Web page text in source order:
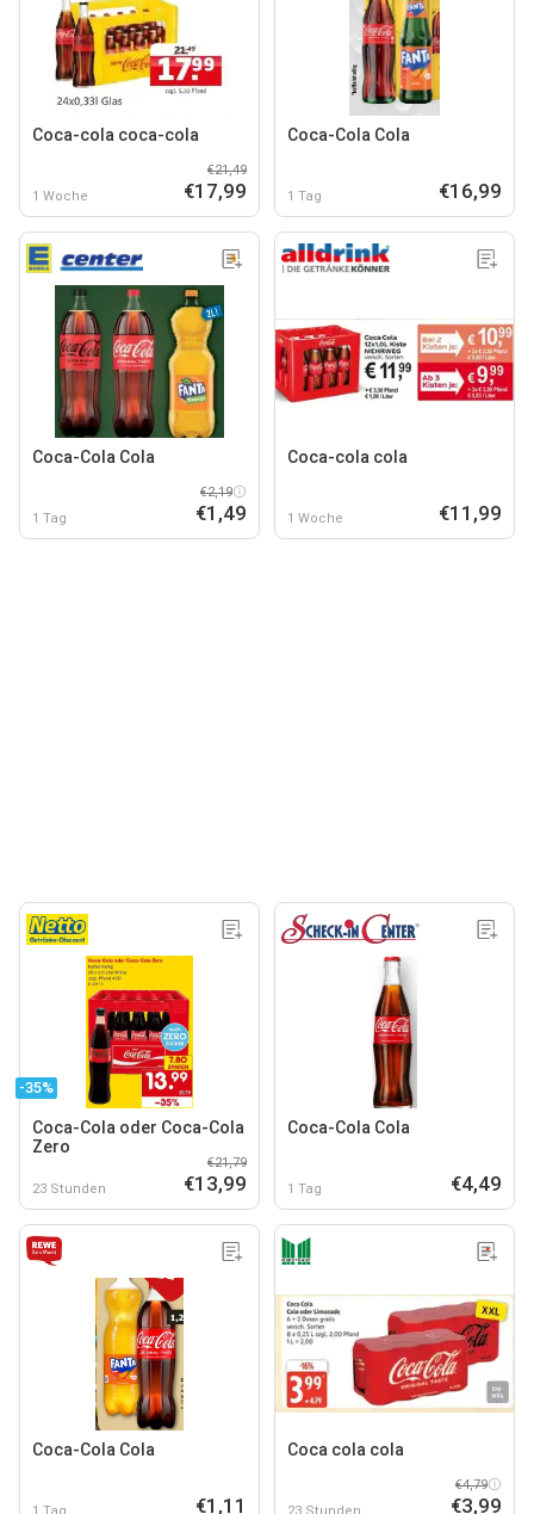
Coca-cola coca-cola
1 Woche
€21,49
€17,99
Coca-Cola Cola
1 Tag €16,99
Coca-Cola Cola
1 Tag
€2,19
€1,49
Coca-cola cola
1 Woche €11,99
-35%
Coca-Cola oder Coca-Cola
Zero
23 Stunden
€21,79
€13,99
Coca-Cola Cola
1 Tag €4,49
Coca-Cola Cola
1 Tag €1,11
Coca cola cola
23 Stunden
€4,79
€3,99